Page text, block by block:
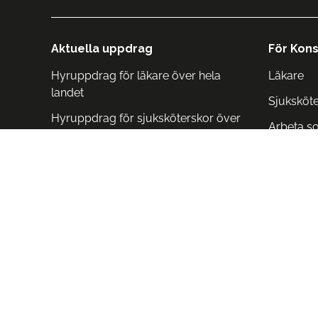
Aktuella uppdrag
Hyruppdrag för läkare över hela
landet
Hyruppdrag för sjuksköterskor över
För
Läkare
Arbeta